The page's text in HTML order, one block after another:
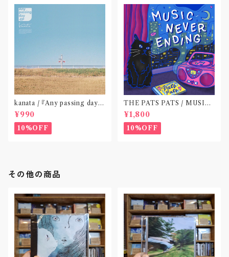
kanata / 『Any passing day -
EP』(CD作品)〝東京〟
¥990
10%OFF
THE PATS PATS / MUSIC
NEVER ENDING(CD作品)
¥1,800
10%OFF
その他の商品